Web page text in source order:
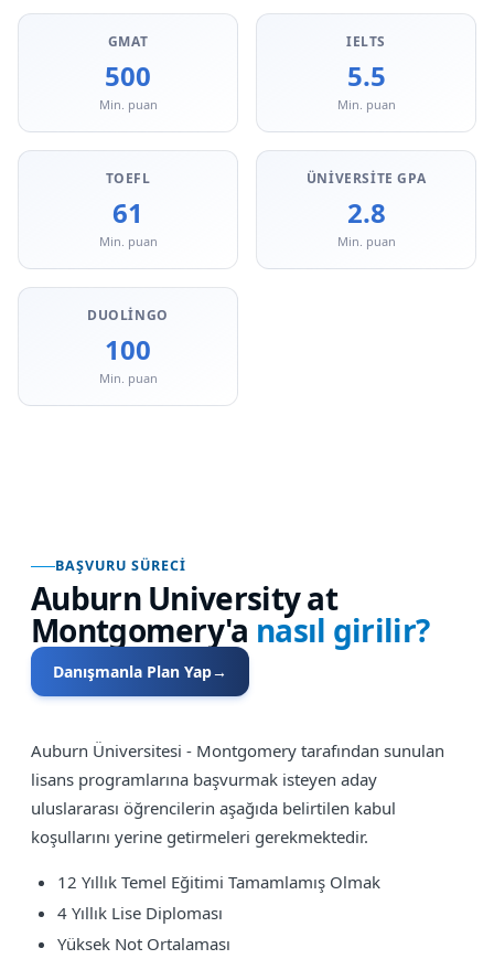
GMAT
500
Min. puan
IELTS
5.5
Min. puan
TOEFL
61
Min. puan
ÜNIVERSITE GPA
2.8
Min. puan
DUOLINGO
100
Min. puan
BAŞVURU SÜRECI
Auburn University at
Montgomery'a nasıl girilir?
Danışmanla Plan Yap→
Auburn Üniversitesi - Montgomery tarafından sunulan
lisans programlarına başvurmak isteyen aday
uluslararası öğrencilerin aşağıda belirtilen kabul
koşullarını yerine getirmeleri gerekmektedir.
12 Yıllık Temel Eğitimi Tamamlamış Olmak
4 Yıllık Lise Diploması
Yüksek Not Ortalaması